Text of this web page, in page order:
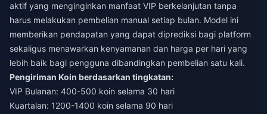
aktif yang menginginkan manfaat VIP berkelanjutan tanpa
harus melakukan pembelian manual setiap bulan. Model ini
memberikan pendapatan yang dapat diprediksi bagi platform
sekaligus menawarkan kenyamanan dan harga per hari yang
lebih baik bagi pengguna dibandingkan pembelian satu kali.
Pengiriman Koin berdasarkan tingkatan:
VIP Bulanan: 400-500 koin selama 30 hari
Kuartalan: 1200-1400 koin selama 90 hari